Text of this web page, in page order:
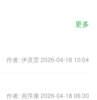
更多
作者: 伊灵罡 2026-04-18 10:04
作者: 燕萍康 2026-04-18 06:30